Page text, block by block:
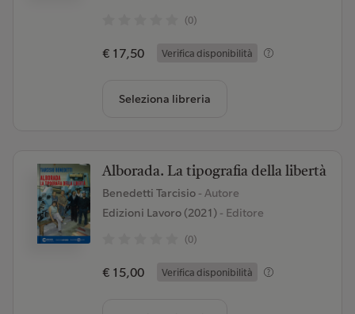
(0)
€ 17,50 Verifica disponibilità
Seleziona libreria
Alborada. La tipografia della libertà
Benedetti Tarcisio - Autore
Edizioni Lavoro (2021)- Editore
(0)
€ 15,00 Verifica disponibilità